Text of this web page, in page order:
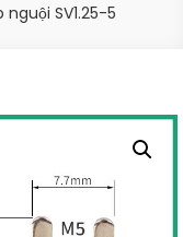
SV1.25-5